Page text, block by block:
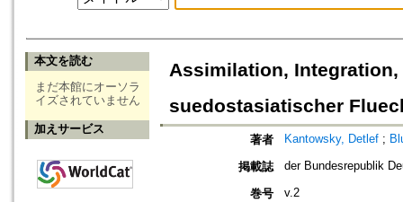
本文を読む
まだ本館にオーソラ
イズされていません
加えサービス
Assimilation,
suedostasiatischer
著者 Kantowsky, Detlef ;
掲載誌 der Bundesrepublik
巻号 v.2